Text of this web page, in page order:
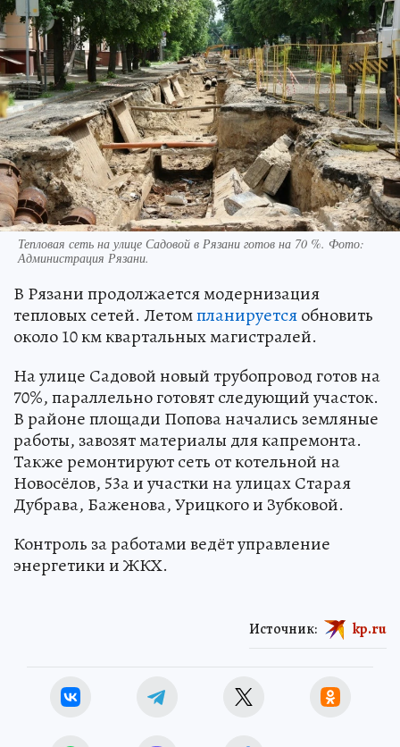
Тепловая сеть на улице Садовой в Рязани готов на 70 %. Фото:
Администрация Рязани.
В Рязани продолжается модернизация
тепловых сетей. Летомпланируетсяобновить
около 10 км квартальных магистралей.
На улице Садовой новый трубопровод готов на
70%, параллельно готовят следующий участок.
В районе площади Попова начались земляные
работы, завозят материалы для капремонта.
Также ремонтируют сеть от котельной на
Новосёлов, 53а и участки на улицах Старая
Дубрава, Баженова, Урицкого и Зубковой.
Контроль за работами ведёт управление
энергетики и ЖКХ.
Источник: kp.ru